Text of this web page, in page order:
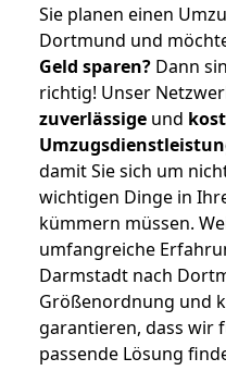
Sie planen einen
Dortmund und
Geld sparen? Dann
richtig! Unser
zuverlässige und
damit Sie sich um
wichtigen Dinge in
kümmern müssen.
umfangreiche
Darmstadt nach
Größenordnung und
garantieren, dass wir
passende Lösung